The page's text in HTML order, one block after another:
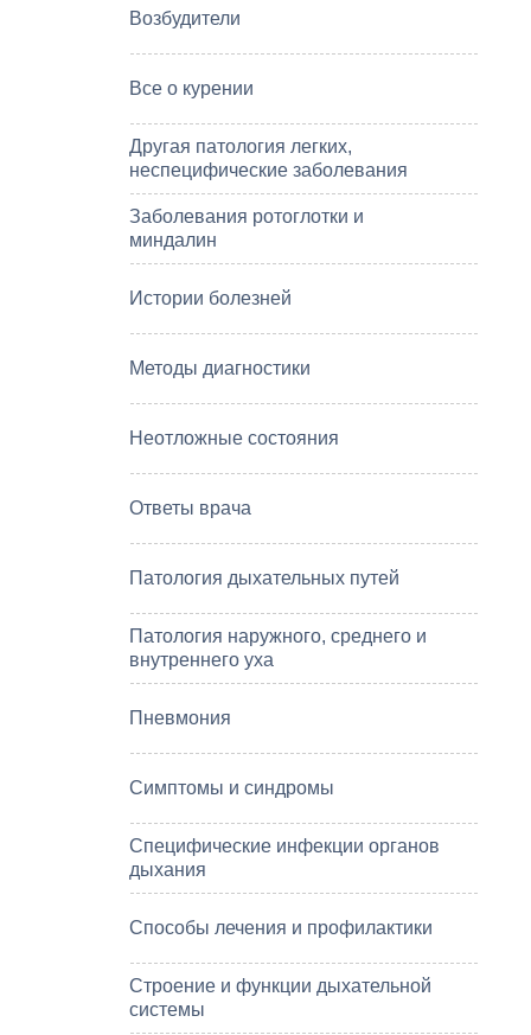
Возбудители
Все о курении
Другая патология легких,
неспецифические заболевания
Заболевания ротоглотки и
миндалин
Истории болезней
Методы диагностики
Неотложные состояния
Ответы врача
Патология дыхательных путей
Патология наружного, среднего и
внутреннего уха
Пневмония
Симптомы и синдромы
Специфические инфекции органов
дыхания
Способы лечения и профилактики
Строение и функции дыхательной
системы